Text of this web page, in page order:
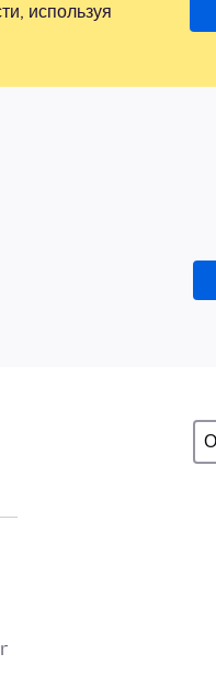
используя